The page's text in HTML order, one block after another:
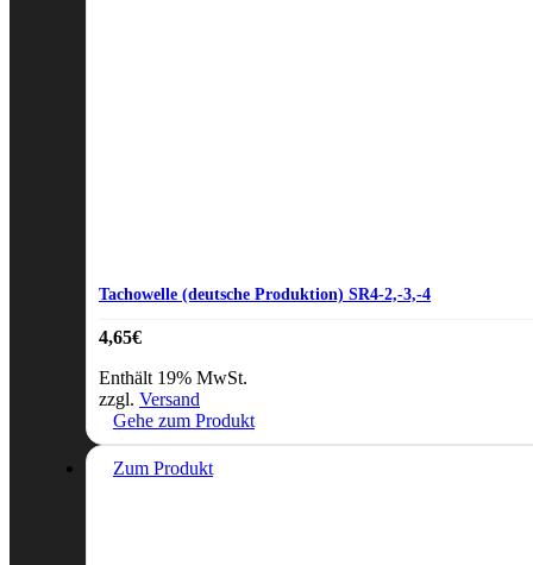
Tachowelle (deutsche Produktion) SR4-2,-3,-4
4,65€
Enthält 19% MwSt.
zzgl. Versand
Gehe zum Produkt
Zum Produkt